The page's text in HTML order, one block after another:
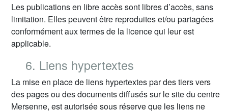
Les publications en libre accès sont libres d’accès, sans
limitation. Elles peuvent être reproduites et/ou partagées
conformément aux termes de la licence qui leur est
applicable.
6. Liens hypertextes
La mise en place de liens hypertextes par des tiers vers
des pages ou des documents diffusés sur le site du centre
Mersenne, est autorisée sous réserve que les liens ne